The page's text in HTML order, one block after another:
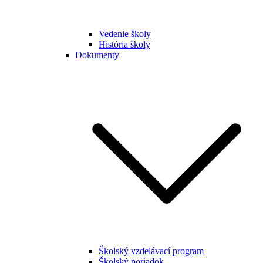
Vedenie školy
História školy
Dokumenty
Školský vzdelávací program